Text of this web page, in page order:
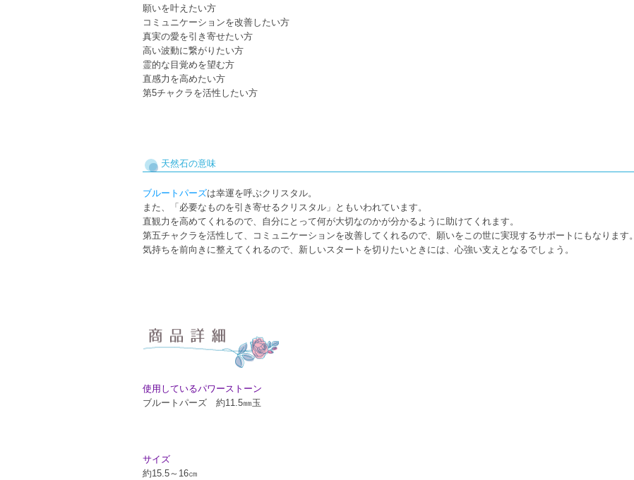
願いを叶えたい方
コミュニケーションを改善したい方
真実の愛を引き寄せたい方
高い波動に繋がりたい方
霊的な目覚めを望む方
直感力を高めたい方
第5チャクラを活性したい方
天然石の意味
ブルートパーズは幸運を呼ぶクリスタル。
また、「必要なものを引き寄せるクリスタル」ともいわれています。
直観力を高めてくれるので、自分にとって何が大切なのかが分かるように助けてくれます。
第五チャクラを活性して、コミュニケーションを改善してくれるので、願いをこの世に実現するサポートにもなります。
気持ちを前向きに整えてくれるので、新しいスタートを切りたいときには、心強い支えとなるでしょう。
使用しているパワーストーン
ブルートパーズ 約11.5㎜玉
サイズ
約15.5～16㎝